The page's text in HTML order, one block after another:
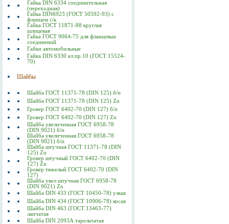
Гайка DIN 6334 соединительная
(переходная)
Гайка DIN6923 (ГОСТ 50592-93) с
фланцем с/к
Гайка ГОСТ 11871-88 круглая
шлицевая
Гайка ГОСТ 9064-75 для фланцевых
соединений
Гайки автомобильные
Гайка DIN 6330 кл.пр.10 (ГОСТ 15524-
70)
Шайбы
Шайба ГОСТ 11371-78 (DIN 125) б/п
Шайба ГОСТ 11371-78 (DIN 125) Zn
Гровер ГОСТ 6402-70 (DIN 127) б/п
Гровер ГОСТ 6402-70 (DIN 127) Zn
Шайба увеличенная ГОСТ 6958-78
(DIN 9021) б/п
Шайба увеличенная ГОСТ 6958-78
(DIN 9021) б/п
Шайба штучная ГОСТ 11371-78 (DIN
125) Zn
Гровер штучный ГОСТ 6402-70 (DIN
127) Zn
Гровер тяжелый ГОСТ 6402-70 (DIN
127)
Шайба увел штучная ГОСТ 6958-78
(DIN 9021) Zn
Шайба DIN 433 (ГОСТ 10450-78) узкая
Шайба DIN 434 (ГОСТ 10906-78) косая
Шайба DIN 463 (ГОСТ 13463-77)
лапчатая
Шайба DIN 2093А тарельчатая